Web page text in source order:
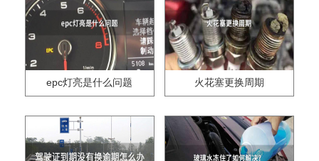
epc灯亮是什么问题 火花塞更换周期